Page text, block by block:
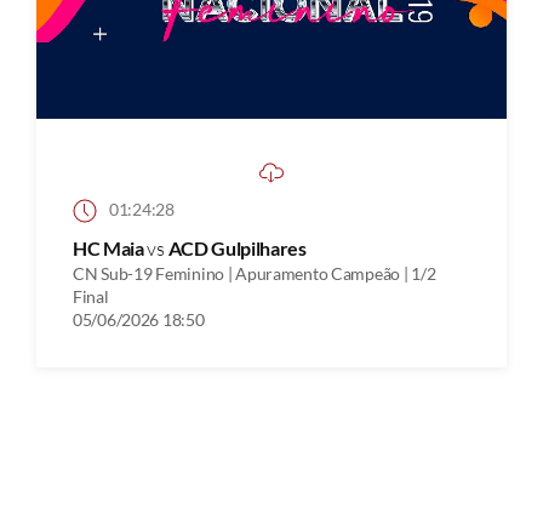
01:24:28
HC Maiavs ACD Gulpilhares
CN Sub-19 Feminino | Apuramento Campeão | 1/2
Final
05/06/2026 18:50